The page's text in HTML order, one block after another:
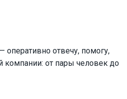
оперативно отвечу, помогу,
компании: от пары человек до